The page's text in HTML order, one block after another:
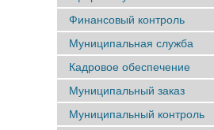
Финансовый контроль
Муниципальная служба
Кадровое обеспечение
Муниципальный заказ
Муниципальный контроль